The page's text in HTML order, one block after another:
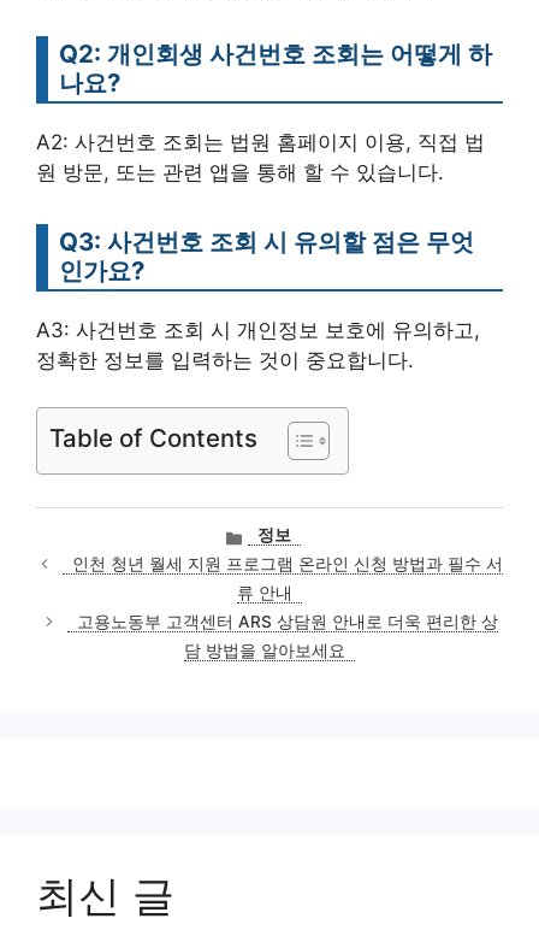
Q2: 개인회생 사건번호 조회는 어떻게 하
나요?
A2: 사건번호 조회는 법원 홈페이지 이용, 직접 법
원 방문, 또는 관련 앱을 통해 할 수 있습니다.
Q3: 사건번호 조회 시 유의할 점은 무엇
인가요?
A3: 사건번호 조회 시 개인정보 보호에 유의하고,
정확한 정보를 입력하는 것이 중요합니다.
Table of Contents
카
테
고
리
정보
인천 청년 월세 지원 프로그램 온라인 신청 방법과 필수 서
류 안내
고용노동부 고객센터 ARS 상담원 안내로 더욱 편리한 상
담 방법을 알아보세요
최신 글